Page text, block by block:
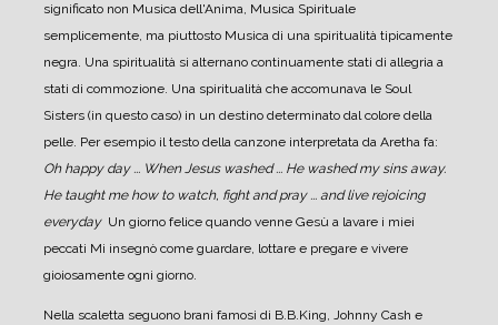
significato non Musica dell'Anima, Musica Spirituale
semplicemente, ma piuttosto Musica di una spiritualità tipicamente
negra. Una spiritualità si alternano continuamente stati di allegria a
stati di commozione. Una spiritualità che accomunava le Soul
Sisters (in questo caso) in un destino determinato dal colore della
pelle. Per esempio il testo della canzone interpretata da Aretha fa:
Oh happy day ... When Jesus washed ... He washed my sins away.
He taught me how to watch, fight and pray ... andlive rejoicing
everyday Un giorno felice quando venne Gesù a lavare i miei
peccati Mi insegnò come guardare, lottare e pregare e vivere
gioiosamente ogni giorno.
Nella scaletta seguono brani famosi di B.B.King, Johnny Cash e